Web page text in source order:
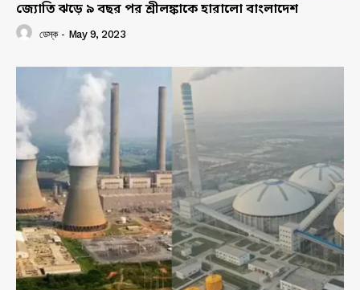
জ্যোতি ঝড়ে ৯ বছর পর শ্রীলঙ্কাকে হারালো বাংলাদেশ
ডেস্ক - May 9, 2023